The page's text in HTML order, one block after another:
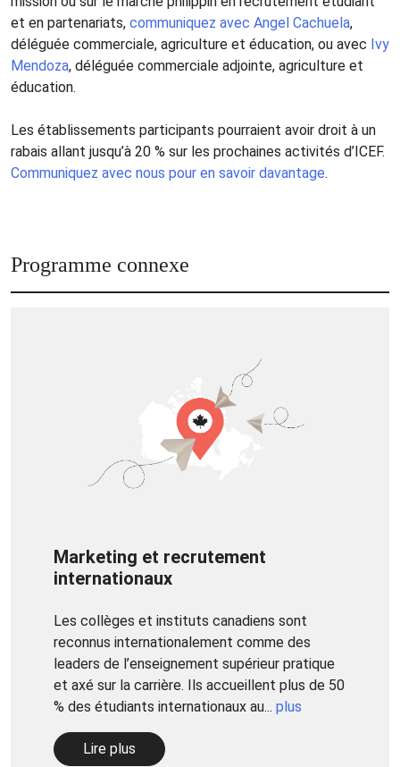
et en partenariats, communiquez avec Angel Cachuela,
déléguée commerciale, agriculture et éducation, ou avec Ivy
Mendoza, déléguée commerciale adjointe, agriculture et
éducation.
Les établissements participants pourraient avoir droit à un
rabais allant jusqu’à 20 % sur les prochaines activités d’ICEF.
Communiquez avec nous pour en savoir davantage.
Programme connexe
Marketing et recrutement
internationaux
Les collèges et instituts canadiens sont
reconnus internationalement comme des
leaders de l’enseignement supérieur pratique
et axé sur la carrière. Ils accueillent plus de 50
% des étudiants internationaux au... plus
Lire plus